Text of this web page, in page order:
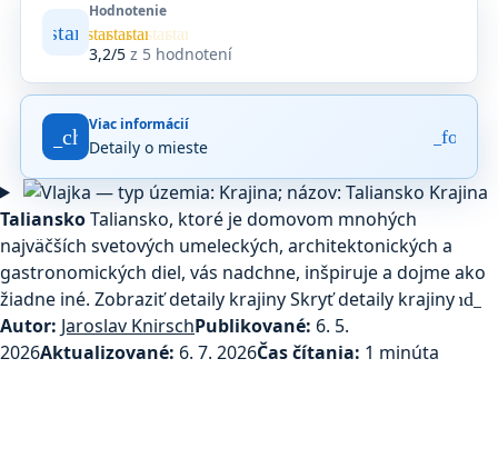
star
Hodnotenie
starstarstarstarstar
3,2/5z 5 hodnotení
Priemerné
hodnotenie
z
na
základe
5
hodnotení
na
Google
Maps.
fact_checkViac informácií
Detaily o mieste
Krajina
TalianskoTaliansko, ktoré je domovom mnohých
najväčších svetových umeleckých, architektonických a
gastronomických diel, vás nadchne, inšpiruje a dojme ako
žiadne iné. Zobraziť detaily krajinySkryť detaily krajiny
Autor: Jaroslav KnirschPublikované: 6. 5.
2026Aktualizované: 6. 7. 2026Čas čítania: 1 minúta